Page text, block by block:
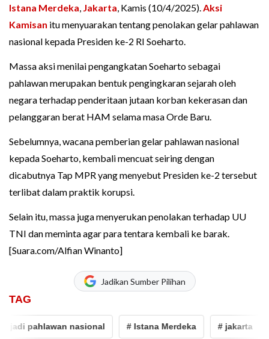
Istana Merdeka, Jakarta, Kamis (10/4/2025).Aksi
Kamisan itu menyuarakan tentang penolakan gelar pahlawan
nasional kepada Presiden ke-2 RI Soeharto.
Massa aksi menilai pengangkatan Soeharto sebagai
pahlawan merupakan bentuk pengingkaran sejarah oleh
negara terhadap penderitaan jutaan korban kekerasan dan
pelanggaran berat HAM selama masa Orde Baru.
Sebelumnya, wacana pemberian gelar pahlawan nasional
kepada Soeharto, kembali mencuat seiring dengan
dicabutnya Tap MPR yang menyebut Presiden ke-2 tersebut
terlibat dalam praktik korupsi.
Selain itu, massa juga menyerukan penolakan terhadap UU
TNI dan meminta agar para tentara kembali ke barak.
[Suara.com/Alfian Winanto]
Jadikan Sumber Pilihan
TAG
pahlawan nasional # Istana Merdeka # jakarta